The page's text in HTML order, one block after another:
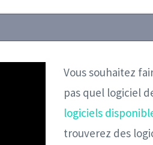
Vous souhaitez
pas quel logiciel
logiciels
trouverez des